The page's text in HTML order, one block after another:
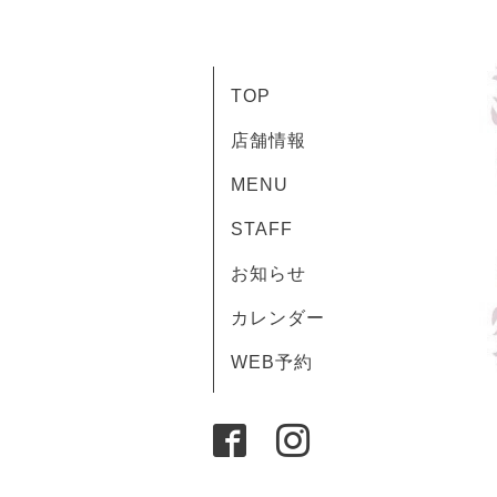
TOP
店舗情報
MENU
STAFF
お知らせ
カレンダー
WEB予約